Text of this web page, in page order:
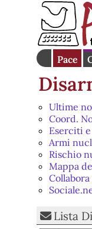
Pace
Ultime
Coord.
Eserciti e
Armi
Rischio
Mappa
Lista